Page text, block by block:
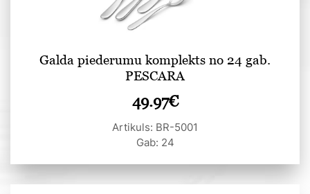
Galda piederumu komplekts no 24 gab.
PESCARA
49.97€
Artikuls: BR-5001
Gab: 24